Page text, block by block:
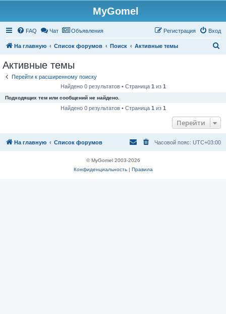
MyGomel
FAQ Чат Объявления Вход
Регистрация
На главную Список форумов Поиск Активные темы
Активные темы
Перейти к расширенному поиску
Найдено 0 результатов • Страница 1 из 1
Подходящих тем или сообщений не найдено.
Найдено 0 результатов • Страница 1 из 1
Перейти
На главную Список форумов Часовой пояс: UTC+03:00
© MyGomel 2003-2026
Конфиденциальность| Правила